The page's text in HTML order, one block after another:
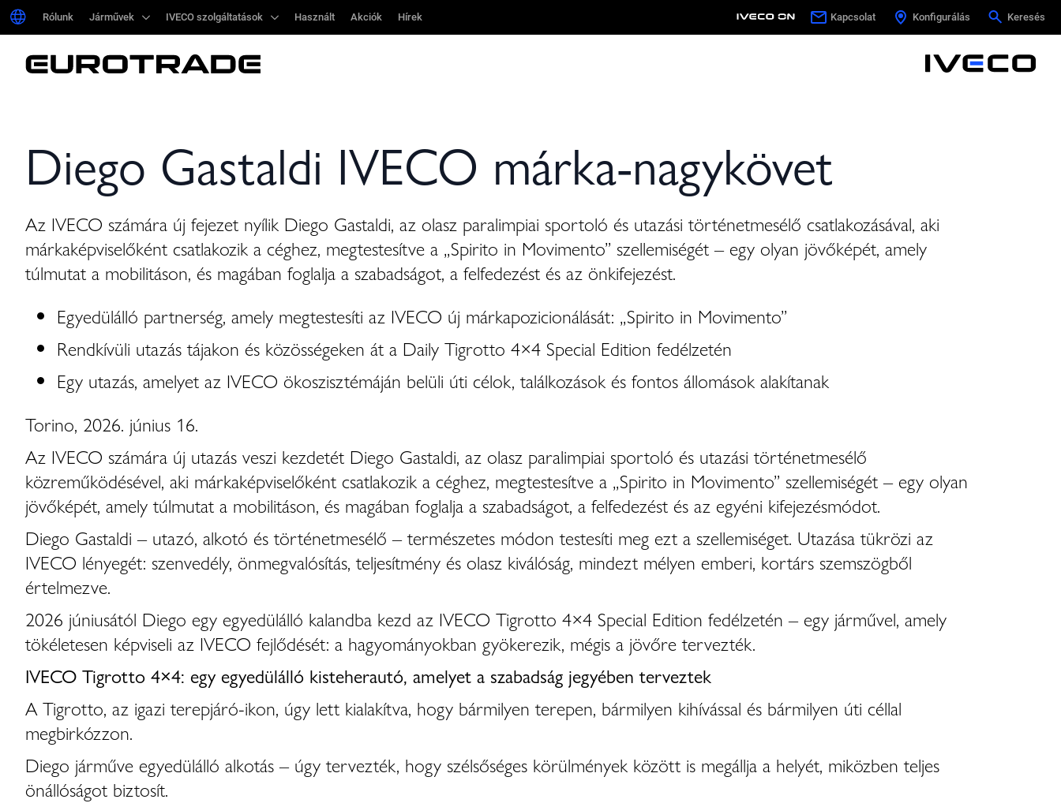
Rólunk Járművek IVECO szolgáltatások Használt Akciók Hírek Kapcsolat Konfigurálás Keresés
Rólunk Járművek IVECO szolgáltatások Használt Akciók Hírek Kapcsolat Konfigurálás Keresés
Diego Gastaldi IVECO márka-nagykövet
Az IVECO számára új fejezet nyílik Diego Gastaldi, az olasz paralimpiai sportoló és utazási történetmesélő csatlakozásával, aki
márkaképviselőként csatlakozik a céghez, megtestesítve a „Spirito in Movimento” szellemiségét – egy olyan jövőképét, amely
túlmutat a mobilitáson, és magában foglalja a szabadságot, a felfedezést és az önkifejezést.
Egyedülálló partnerség, amely megtestesíti az IVECO új márkapozicionálását: „Spirito in Movimento”
Rendkívüli utazás tájakon és közösségeken át a Daily Tigrotto 4×4 Special Edition fedélzetén
Egy utazás, amelyet az IVECO ökoszisztémáján belüli úti célok, találkozások és fontos állomások alakítanak
Torino, 2026. június 16.
Az IVECO számára új utazás veszi kezdetét Diego Gastaldi, az olasz paralimpiai sportoló és utazási történetmesélő
közreműködésével, aki márkaképviselőként csatlakozik a céghez, megtestesítve a „Spirito in Movimento” szellemiségét – egy olyan
jövőképét, amely túlmutat a mobilitáson, és magában foglalja a szabadságot, a felfedezést és az egyéni kifejezésmódot.
Diego Gastaldi – utazó, alkotó és történetmesélő – természetes módon testesíti meg ezt a szellemiséget. Utazása tükrözi az
IVECO lényegét: szenvedély, önmegvalósítás, teljesítmény és olasz kiválóság, mindezt mélyen emberi, kortárs szemszögből
értelmezve.
2026 júniusától Diego egy egyedülálló kalandba kezd az IVECO Tigrotto 4×4 Special Edition fedélzetén – egy járművel, amely
tökéletesen képviseli az IVECO fejlődését: a hagyományokban gyökerezik, mégis a jövőre tervezték.
IVECO Tigrotto 4×4: egy egyedülálló kisteherautó, amelyet a szabadság jegyében terveztek
A Tigrotto, az igazi terepjáró-ikon, úgy lett kialakítva, hogy bármilyen terepen, bármilyen kihívással és bármilyen úti céllal
megbirkózzon.
Diego járműve egyedülálló alkotás – úgy tervezték, hogy szélsőséges körülmények között is megállja a helyét, miközben teljes
önállóságot biztosít.